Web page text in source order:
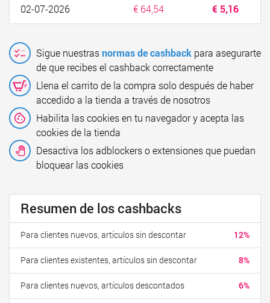
02-07-2026 € 64,54 € 5,16
Sigue nuestrasnormas de cashback para asegurarte
de que recibes el cashback correctamente
Llena el carrito de la compra solo después de haber
accedido a la tienda a través de nosotros
Habilita las cookies en tu navegador y acepta las
cookies de la tienda
Desactiva los adblockers o extensiones que puedan
bloquear las cookies
Resumen de los cashbacks
12%
Para clientes nuevos, artículos sin descontar
8%
Para clientes existentes, artículos sin descontar
6%
Para clientes nuevos, artículos descontados